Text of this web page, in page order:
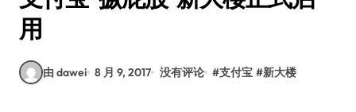
用
由 dawei 8 月 9, 2017 没有评论 #支付宝 #新大楼